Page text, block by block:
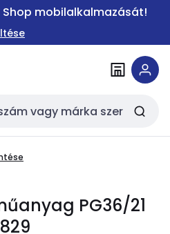
Shop mobilalkalmazását!
PG36/21